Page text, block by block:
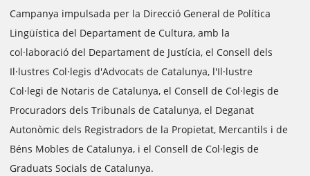
Campanya impulsada per la Direcció General de Política
Lingüística del Departament de Cultura, amb la
col·laboració del Departament de Justícia, el Consell dels
Il·lustres Col·legis d'Advocats de Catalunya, l'Il·lustre
Col·legi de Notaris de Catalunya, el Consell de Col·legis de
Procuradors dels Tribunals de Catalunya, el Deganat
Autonòmic dels Registradors de la Propietat, Mercantils i de
Béns Mobles de Catalunya, i el Consell de Col·legis de
Graduats Socials de Catalunya.